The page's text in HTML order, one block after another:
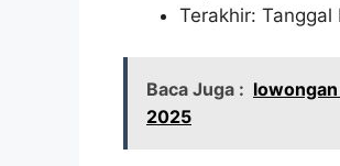
Terakhir:
Baca Juga :
2025